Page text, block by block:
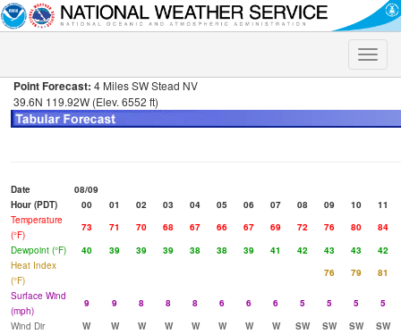
Toggle
Point Forecast: 4 Miles SW Stead NV
39.6N 119.92W (Elev. 6552 ft)
Date
08/09
Hour (PDT)
00 01 02 03 04 05 06 07 08 09 10
11
Temperature
(°F)
73 71 70 68 67 66 67 69 72 76 80
84
Dewpoint (°F)
40 39 39 39 38 38 39 41 42 43 43
42
Heat Index
(°F)
76 79
81
Surface Wind
(mph)
9 9 8 8 8 6 6 6 5 5 5
5
Wind Dir
W W W W W W W W SW SW SW
SW